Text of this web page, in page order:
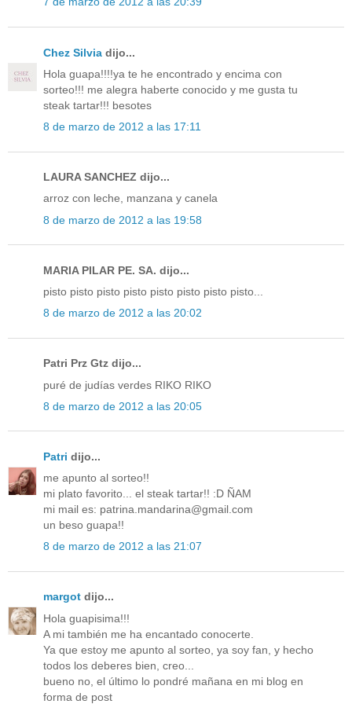
Chez Silvia dijo...
Hola guapa!!!!ya te he encontrado y encima con
sorteo!!! me alegra haberte conocido y me gusta tu
steak tartar!!! besotes
8 de marzo de 2012 a las 17:11
LAURA SANCHEZ dijo...
arroz con leche, manzana y canela
8 de marzo de 2012 a las 19:58
MARIA PILAR PE. SA. dijo...
pisto pisto pisto pisto pisto pisto pisto pisto...
8 de marzo de 2012 a las 20:02
Patri Prz Gtz dijo...
puré de judías verdes RIKO RIKO
8 de marzo de 2012 a las 20:05
Patri dijo...
me apunto al sorteo!!
mi plato favorito... el steak tartar!! :D ÑAM
mi mail es: patrina.mandarina@gmail.com
un beso guapa!!
8 de marzo de 2012 a las 21:07
margot dijo...
Hola guapisima!!!
A mi también me ha encantado conocerte.
Ya que estoy me apunto al sorteo, ya soy fan, y hecho
todos los deberes bien, creo...
bueno no, el último lo pondré mañana en mi blog en
forma de post